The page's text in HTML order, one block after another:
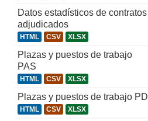
Datos estadísticos de contratos
adjudicados
HTML CSV XLSX
Plazas y puestos de trabajo
PAS
HTML CSV XLSX
Plazas y puestos de trabajo PDI
HTML CSV XLSX